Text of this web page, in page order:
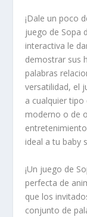
¡Dale un poco
juego de Sopa
interactiva le
demostrar sus
palabras
versatilidad, el
a cualquier tipo
moderno o de
ideal a tu baby
¡Un juego de
perfecta de
que los
conjunto de